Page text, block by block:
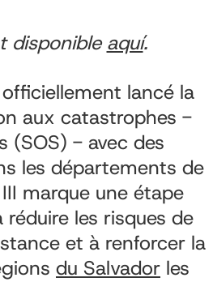
disponibleaquí.
lancé la
aux catastrophes -
(SOS) - avec des
les départements de
marque une étape
les risques de
et à renforcer la
du Salvador les